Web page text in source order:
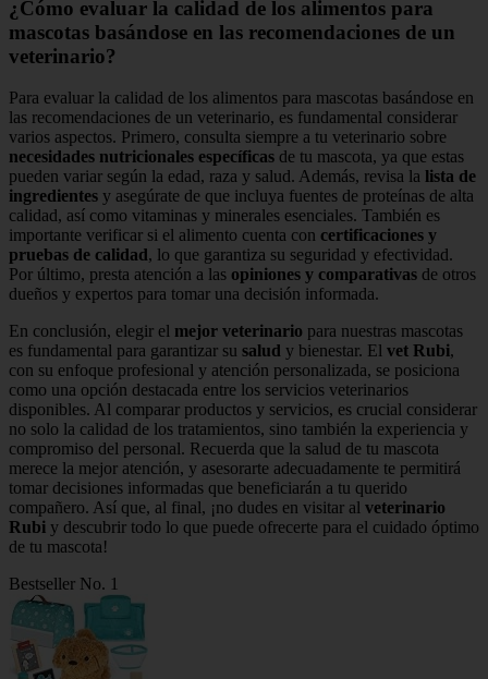
¿Cómo evaluar la calidad de los alimentos para
mascotas basándose en las recomendaciones de un
veterinario?
Para evaluar la calidad de los alimentos para mascotas basándose en
las recomendaciones de un veterinario, es fundamental considerar
varios aspectos. Primero, consulta siempre a tu veterinario sobre
necesidades nutricionales específicas de tu mascota, ya que estas
pueden variar según la edad, raza y salud. Además, revisa la lista de
ingredientes y asegúrate de que incluya fuentes de proteínas de alta
calidad, así como vitaminas y minerales esenciales. También es
importante verificar si el alimento cuenta con certificaciones y
pruebas de calidad , lo que garantiza su seguridad y efectividad.
Por último, presta atención a las opiniones y comparativas de otros
dueños y expertos para tomar una decisión informada.
En conclusión, elegir el mejor veterinario para nuestras mascotas
es fundamental para garantizar su salud y bienestar. El vet Rubi,
con su enfoque profesional y atención personalizada, se posiciona
como una opción destacada entre los servicios veterinarios
disponibles. Al comparar productos y servicios, es crucial considerar
no solo la calidad de los tratamientos, sino también la experiencia y
compromiso del personal. Recuerda que la salud de tu mascota
merece la mejor atención, y asesorarte adecuadamente te permitirá
tomar decisiones informadas que beneficiarán a tu querido
compañero. Así que, al final, ¡no dudes en visitar al veterinario
Rubi y descubrir todo lo que puede ofrecerte para el cuidado óptimo
de tu mascota!
Bestseller No. 1